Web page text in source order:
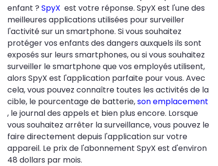
enfant ? SpyX est votre réponse. SpyX est l'une des
meilleures applications utilisées pour surveiller
l'activité sur un smartphone. Si vous souhaitez
protéger vos enfants des dangers auxquels ils sont
exposés sur leurs smartphones, ou si vous souhaitez
surveiller le smartphone que vos employés utilisent,
alors SpyX est l'application parfaite pour vous. Avec
cela, vous pouvez connaître toutes les activités de la
cible, le pourcentage de batterie,son emplacement
, le journal des appels et bien plus encore. Lorsque
vous souhaitez arrêter la surveillance, vous pouvez le
faire directement depuis l'application sur votre
appareil. Le prix de l'abonnement SpyX est d'environ
48 dollars par mois.